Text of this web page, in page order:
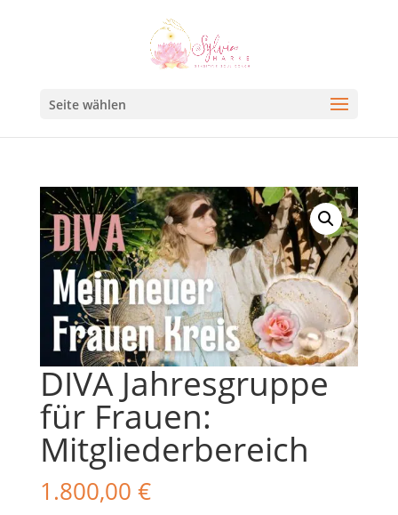
Seite wählen
DIVA Jahresgruppe
für Frauen:
Mitgliederbereich
1.800,00 €